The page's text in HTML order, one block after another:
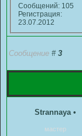
Сообщений: 105
Регистрация:
23.07.2012
Сообщение # 3
Strannaya •
мастер